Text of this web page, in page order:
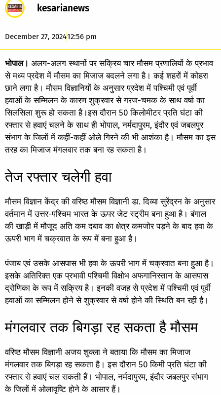
kesarianews
December 27, 202412:56 pm
भोपाल। अलग-अलग स्थानों पर सक्रिय चार मौसम प्रणालियों के प्रभाव
से मध्य प्रदेश में मौसम का मिजाज बदलने लगा है। कई शहरों में कोहरा
छाने लगा है। मौसम विज्ञानियों के अनुसार प्रदेश में पश्चिमी एवं पूर्वी
हवाओं के सम्मिलन के कारण शुक्रवार से गरज-चमक के साथ वर्षा का
सिलसिला शुरू हो सकता है।इस दौरान 50 किलोमीटर प्रति घंटा की
रफ्तार से हवाएं चलने के साथ ही भोपाल, नर्मदापुरम, इंदौर एवं जबलपुर
संभाग के जिलों में कहीं-कहीं ओले गिरने की भी आशंका है। मौसम का इस
तरह का मिजाज मंगलवार तक बना रह सकता है।
तेज रफ्तार चलेगी हवा
मौसम विज्ञान केंद्र की वरिष्ठ मौसम विज्ञानी डा. दिव्या सुरेंद्रन के अनुसार
वर्तमान में उत्तर-पश्चिम भारत के ऊपर जेट स्ट्रीम बना हुआ है। बंगाल
की खाड़ी में मौजूद अति कम दबाव का क्षेत्र कमजोर पड़ने के बाद हवा के
ऊपरी भाग में चक्रवात के रूप में बना हुआ है।
पंजाब एवं उसके आसपास भी हवा के ऊपरी भाग में चक्रवात बना हुआ है।
इसके अतिरिक्त एक प्रभावी पश्चिमी विक्षोभ अफगानिस्तान के आसपास
द्रोणिका के रूप में सक्रिय है। इनकी वजह से प्रदेश में पश्चिमी एवं पूर्वी
हवाओं का सम्मिलन होने से शुक्रवार से वर्षा होने की स्थिति बन रही है।
मंगलवार तक बिगड़ा रह सकता है मौसम
वरिष्ठ मौसम विज्ञानी अजय शुक्ला ने बताया कि मौसम का मिजाज
मंगलवार तक बिगड़ा रह सकता है। इस दौरान 50 किमी प्रति घंटा की
रफ्तार से हवाएं चल सकती हैं। भोपाल, नर्मदापुरम, इंदौर जबलपुर संभाग
के जिलों में ओलावृष्टि होने के आसार हैं।